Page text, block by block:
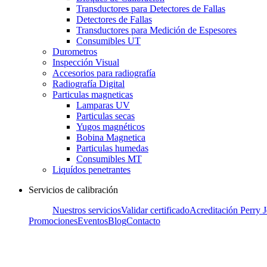
Transductores para Detectores de Fallas
Detectores de Fallas
Transductores para Medición de Espesores
Consumibles UT
Durometros
Inspección Visual
Accesorios para radiografía
Radiografía Digital
Particulas magneticas
Lamparas UV
Particulas secas
Yugos magnéticos
Bobina Magnetica
Particulas humedas
Consumibles MT
Liquídos penetrantes
Servicios de calibración
Nuestros serviciosValidar certificadoAcreditación Perry
PromocionesEventosBlogContacto